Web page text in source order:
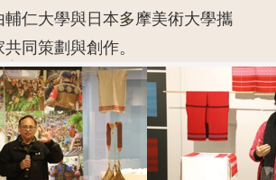
輔仁大學與日本多摩美術大學攜
同策劃與創作。